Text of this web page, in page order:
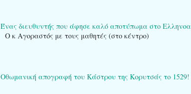
Ένας διευθυντής που άφησε καλό αποτύπωμα στο
Ο κ Αγοραστός με τους μαθητές (στο κέντρο)
Οθωμανική απογραφή του Κάστρου της Κορυτσάς το 1529!